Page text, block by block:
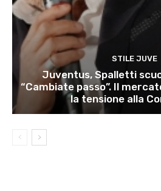
STILE JUVE
Juventus, Spalletti
“Cambiate passo”. Il
la tensione alla